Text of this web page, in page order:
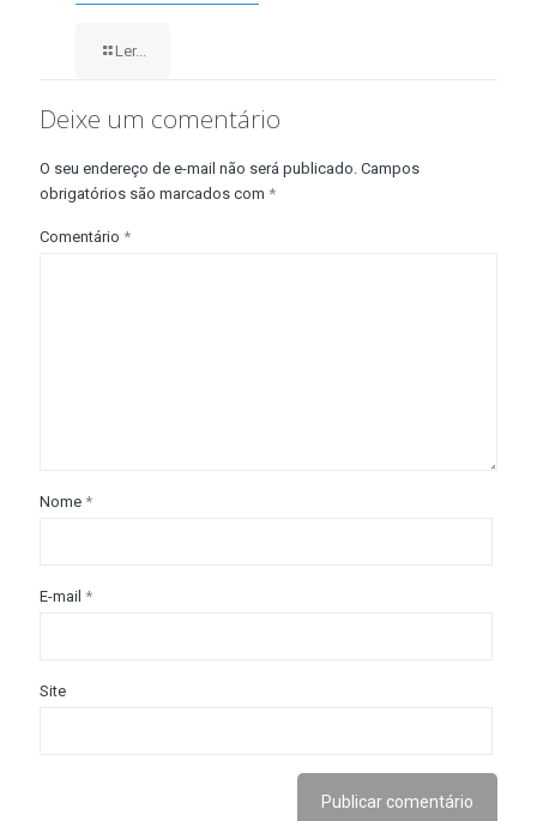
Ler...
Deixe um comentário
O seu endereço de e-mail não será publicado. Campos
obrigatórios são marcados com *
Comentário *
Nome *
E-mail *
Site